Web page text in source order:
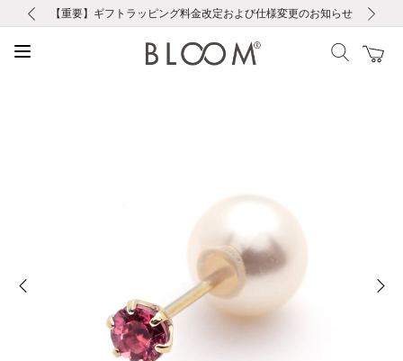
お修理・アフターサービスのご案内
【重要】令和８年熊本地震に伴う集配への影響について
【重要】ギフトラッピング料金改定および仕様変更のお知らせ
【重要】夏季休業の営業についてのご案内
税込5,500円以上で送料無料｜最短24時間以内に発送
新規会員登録で1000ポイントプレゼント！
新規LINE友だち登録で500円クーポンプレゼント
会員限定！レビュー投稿で100ポイントプレゼント
お修理・アフターサービスのご案内
【重要】令和８年熊本地震に伴う集配への影響について